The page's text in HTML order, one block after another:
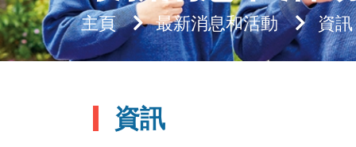
主頁 最新消息和活動 資訊
資訊